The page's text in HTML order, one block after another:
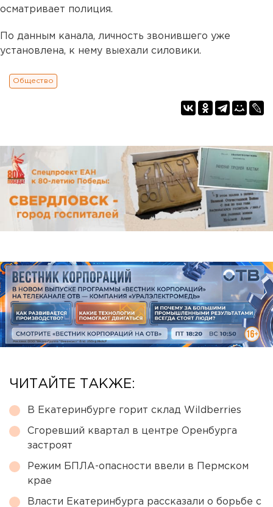
осматривает полиция.
По данным канала, личность звонившего уже
установлена, к нему выехали силовики.
Общество
ЧИТАЙТЕ ТАКЖЕ:
В Екатеринбурге горит склад Wildberries
Сгоревший квартал в центре Оренбурга
застроят
Режим БПЛА-опасности ввели в Пермском
крае
Власти Екатеринбурга рассказали о борьбе с